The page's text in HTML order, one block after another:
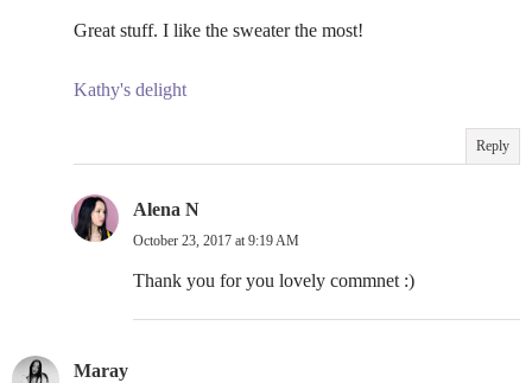
Great stuff. I like the sweater the most!
Kathy's delight
Reply
Alena N
October 23, 2017 at 9:19 AM
Thank you for you lovely commnet :)
Maray